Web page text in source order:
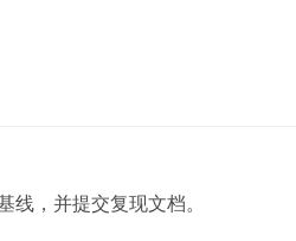
线，并提交复现文档。